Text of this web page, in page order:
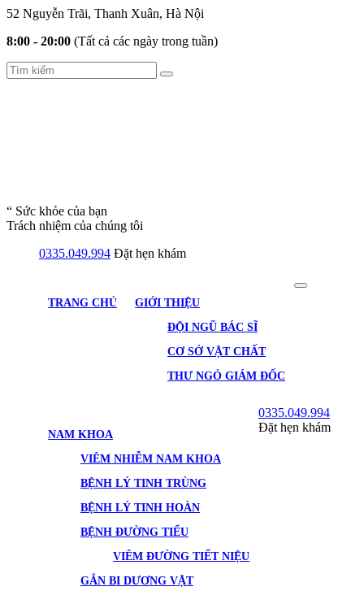
52 Nguyễn Trãi, Thanh Xuân, Hà Nội
8:00 - 20:00 (Tất cả các ngày trong tuần)
“ Sức khỏe của bạn
Trách nhiệm của chúng tôi
0335.049.994 Đặt hẹn khám
TRANG CHỦ
GIỚI THIỆU
ĐỘI NGŨ BÁC SĨ
CƠ SỞ VẬT CHẤT
THƯ NGỎ GIÁM ĐỐC
NAM KHOA
VIÊM NHIỄM NAM KHOA
BỆNH LÝ TINH TRÙNG
BỆNH LÝ TINH HOÀN
BỆNH ĐƯỜNG TIỂU
VIÊM ĐƯỜNG TIẾT NIỆU
GẮN BI DƯƠNG VẬT
0335.049.994
Đặt hẹn khám